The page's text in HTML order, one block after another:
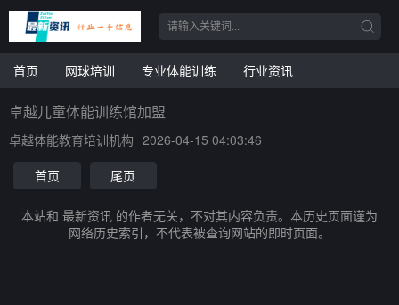
首页 网球培训 专业体能训练 行业资讯
卓越儿童体能训练馆加盟
卓越体能教育培训机构 2026-04-15 04:03:46
首页
尾页
本站和 最新资讯 的作者无关，不对其内容负责。本历史页面谨为
网络历史索引，不代表被查询网站的即时页面。